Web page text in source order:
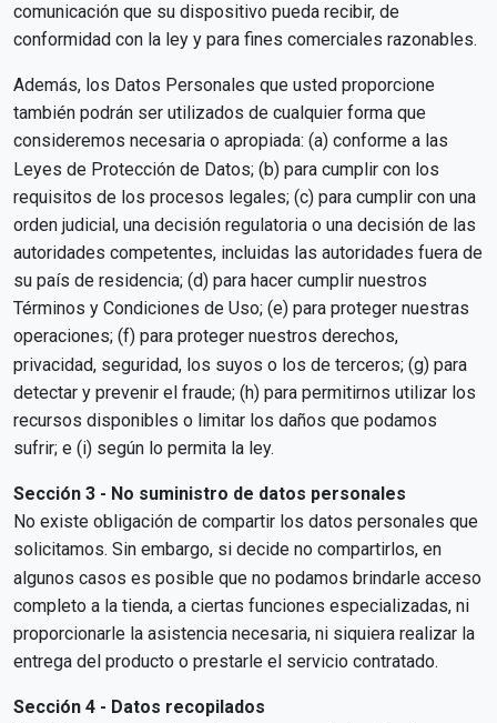
comunicación que su dispositivo pueda recibir, de
conformidad con la ley y para fines comerciales razonables.
Además, los Datos Personales que usted proporcione
también podrán ser utilizados de cualquier forma que
consideremos necesaria o apropiada: (a) conforme a las
Leyes de Protección de Datos; (b) para cumplir con los
requisitos de los procesos legales; (c) para cumplir con una
orden judicial, una decisión regulatoria o una decisión de las
autoridades competentes, incluidas las autoridades fuera de
su país de residencia; (d) para hacer cumplir nuestros
Términos y Condiciones de Uso; (e) para proteger nuestras
operaciones; (f) para proteger nuestros derechos,
privacidad, seguridad, los suyos o los de terceros; (g) para
detectar y prevenir el fraude; (h) para permitirnos utilizar los
recursos disponibles o limitar los daños que podamos
sufrir; e (i) según lo permita la ley.
Sección 3 - No suministro de datos personales
No existe obligación de compartir los datos personales que
solicitamos. Sin embargo, si decide no compartirlos, en
algunos casos es posible que no podamos brindarle acceso
completo a la tienda, a ciertas funciones especializadas, ni
proporcionarle la asistencia necesaria, ni siquiera realizar la
entrega del producto o prestarle el servicio contratado.
Sección 4 - Datos recopilados